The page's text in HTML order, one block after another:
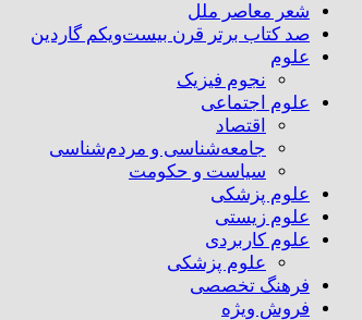
شعر معاصر ملل
صد کتاب برتر قرن بیست‌و‌یکم گاردین
علوم
نجوم فیزیک
علوم اجتماعی
اقتصاد
جامعه‌شناسی و مردم‌شناسی
سیاست و حکومت
علوم پزشکی
علوم زیستی
علوم کاربردی
علوم پزشکی
فرهنگ تخصصی
فروش ویژه